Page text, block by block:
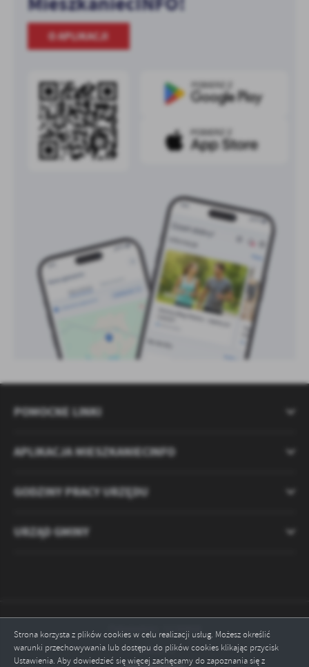
Strona korzysta z plików cookies w celu realizacji usług. Możesz określić
warunki przechowywania lub dostępu do plików cookies klikając przycisk
Ustawienia. Aby dowiedzieć się więcej zachęcamy do zapoznania się z
O APLIKACJI
POMOCNE LINKI
APLIKACJA MIESZKANIECINFO
GODZINY PRACY URZĘDU
URZĄD GMINY
Odwiedzin: 2120458
Online: 2